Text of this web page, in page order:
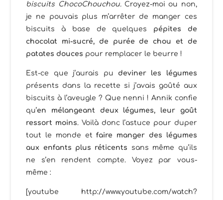
biscuits ChocoChouchou. Croyez-moi ou non,
je ne pouvais plus m’arrêter de manger ces
biscuits à base de quelques pépites de
chocolat mi-sucré, de purée de chou et de
patates douces pour remplacer le beurre !
Est-ce que j’aurais pu deviner les légumes
présents dans la recette si j’avais goûté aux
biscuits à l’aveugle ? Que nenni ! Annik confie
qu’en mélangeant deux légumes, leur goût
ressort moins. Voilà donc l’astuce pour duper
tout le monde etfaire manger des légumes
aux enfants plus réticents sans même qu’ils
ne s’en rendent compte. Voyez par vous-
même :
[youtube http://www.youtube.com/watch?